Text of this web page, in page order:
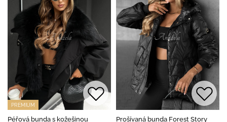
PREMIUM
Péřová bunda s kožešinou Prošívaná bunda Forest Story